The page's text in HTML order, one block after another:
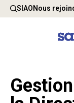
SIAONous